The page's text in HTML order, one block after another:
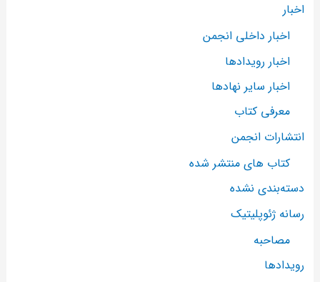
اخبار
اخبار داخلی انجمن
اخبار رویدادها
اخبار سایر نهادها
معرفی کتاب
انتشارات انجمن
کتاب های منتشر شده
دسته‌بندی نشده
رسانه ژئوپلیتیک
مصاحبه
رویدادها